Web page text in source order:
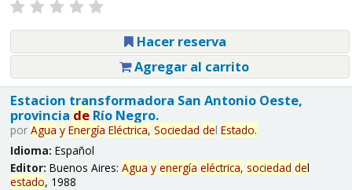
Hacer reserva
Agregar al carrito
Estacion transformadora San Antonio Oeste,
provincia deRío Negro.
por Agua y Energía Eléctrica, Sociedad del Estado.
Idioma: Español
Editor: Buenos Aires: Agua y energía eléctrica, sociedad del
estado, 1988